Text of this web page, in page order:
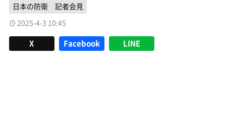
日本の防衛
記者会見
2025-4-3 10:45
X Facebook LINE